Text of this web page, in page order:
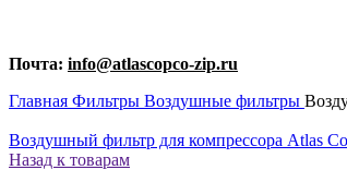
Почта: info@atlascopco-zip.ru
Главная Фильтры Воздушные фильтры
Воздушный фильтр для компрессора Atlas
Назад к товарам